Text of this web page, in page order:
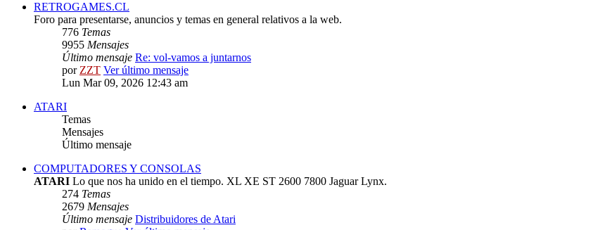
RETROGAMES.CL
Foro para presentarse, anuncios y temas en general relativos a la web.
776 Temas
9955 Mensajes
Último mensaje Re: vol-vamos a juntarnos
porZZT Ver último mensaje
Lun Mar 09, 2026 12:43 am
ATARI
Temas
Mensajes
Último mensaje
COMPUTADORES Y CONSOLAS
ATARI Lo que nos ha unido en el tiempo. XL XE ST 2600 7800 Jaguar Lynx.
274 Temas
2679 Mensajes
Último mensaje Distribuidores de Atari